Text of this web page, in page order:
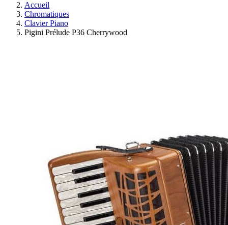
Accueil
Chromatiques
Clavier Piano
Pigini Prélude P36 Cherrywood